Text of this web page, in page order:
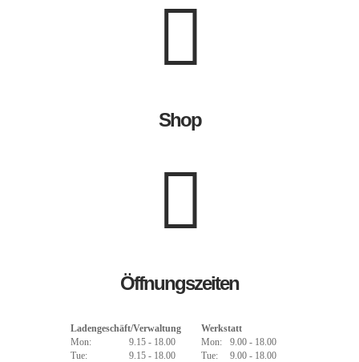
Shop
Öffnungszeiten
Ladengeschäft/Verwaltung
Mon:
9.15 - 18.00
Tue:
9.15 - 18.00
Werkstatt
Mon:
9.00 - 18.00
Tue:
9.00 - 18.00